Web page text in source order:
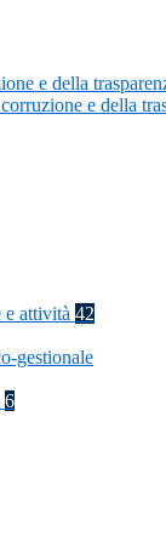
e della
e della
attività 42
gestionale
6